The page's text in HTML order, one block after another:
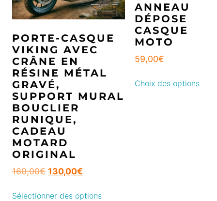
PORTE-CASQUE
VIKING AVEC
CRÂNE EN
RÉSINE MÉTAL
GRAVÉ,
SUPPORT MURAL
BOUCLIER
RUNIQUE,
CADEAU
MOTARD
ORIGINAL
160,00€ 130,00€
Sélectionner des options
ANNEAU
DÉPOSE
CASQUE
MOTO
59,00€
Choix des options